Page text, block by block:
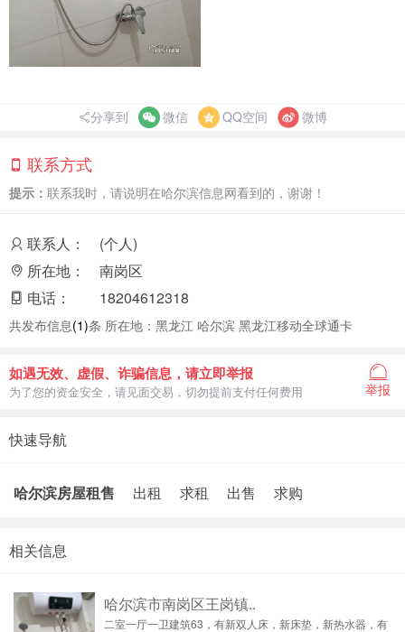
分享到 微信 QQ空间 微博
联系方式
提示： 联系我时，请说明在哈尔滨信息网看到的，谢谢！
联系人：
(个人)
所在地：
南岗区
电话：
18204612318
共发布信息(1)条 所在地：黑龙江 哈尔滨 黑龙江移动全球通卡
如遇无效、虚假、诈骗信息，请立即举报
为了您的资金安全，请见面交易，切勿提前支付任何费用 举报
快速导航
哈尔滨房屋租售 出租 求租 出售 求购
相关信息
哈尔滨市南岗区王岗镇..
二室一厅一卫建筑63，有新双人床，新床垫，新热水器，有